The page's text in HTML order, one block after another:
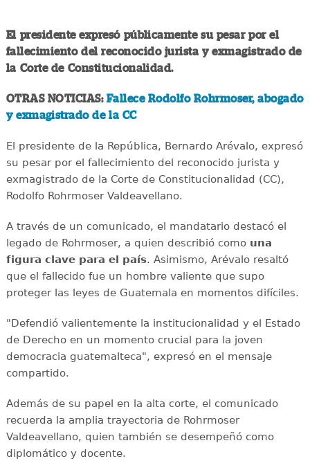
El presidente expresó públicamente su pesar por el
fallecimiento del reconocido jurista y exmagistrado de
la Corte de Constitucionalidad.
OTRAS NOTICIAS: Fallece Rodolfo Rohrmoser, abogado
y exmagistrado de la CC
El presidente de la República, Bernardo Arévalo, expresó
su pesar por el fallecimiento del reconocido jurista y
exmagistrado de la Corte de Constitucionalidad (CC),
Rodolfo Rohrmoser Valdeavellano.
A través de un comunicado, el mandatario destacó el
legado de Rohrmoser, a quien describió comouna
figura clave para el país. Asimismo, Arévalo resaltó
que el fallecido fue un hombre valiente que supo
proteger las leyes de Guatemala en momentos difíciles.
"Defendió valientemente la institucionalidad y el Estado
de Derecho en un momento crucial para la joven
democracia guatemalteca", expresó en el mensaje
compartido.
Además de su papel en la alta corte, el comunicado
recuerda la amplia trayectoria de Rohrmoser
Valdeavellano, quien también se desempeñó como
diplomático y docente.